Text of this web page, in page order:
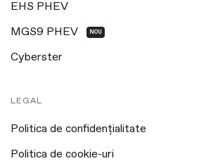
EHS PHEV
MGS9 PHEV NOU
Cyberster
LEGAL
Politica de confidențialitate
Politica de cookie-uri